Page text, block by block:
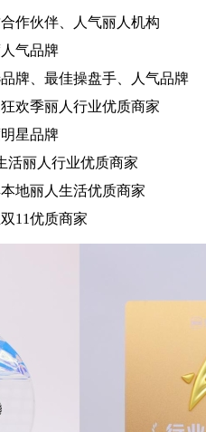
作伙伴、人气丽人机构
气品牌
牌、最佳操盘手、人气品牌
欢季丽人行业优质商家
星品牌
活丽人行业优质商家
地丽人生活优质商家
11优质商家